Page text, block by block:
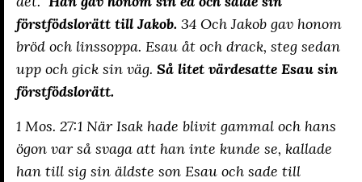
förstfödslorätt till Jakob. 34 Och Jakob gav honom
bröd och linssoppa. Esau åt och drack, steg sedan
upp och gick sin väg. Så litet värdesatte Esau sin
förstfödslorätt.
1 Mos. 27:1 När Isak hade blivit gammal och hans
ögon var så svaga att han inte kunde se, kallade
han till sig sin äldste son Esau och sade till